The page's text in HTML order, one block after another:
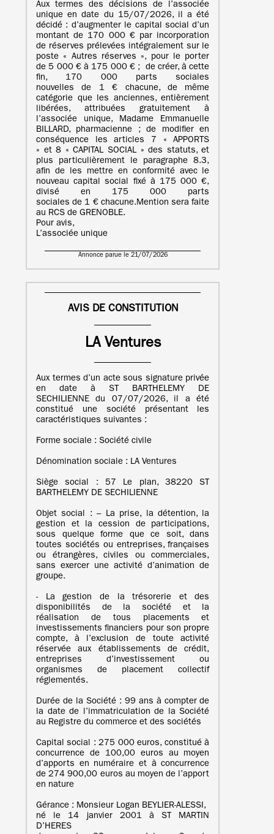
Aux termes des décisions de l’associée
unique en date du 15/07/2026, il a été
décidé : d’augmenter le capital social d’un
montant de 170 000 € par incorporation
de réserves prélevées intégralement sur le
poste « Autres réserves », pour le porter
de 5 000 € à 175 000 € ; de créer, à cette
fin, 170 000 parts sociales
nouvelles de 1 € chacune, de même
catégorie que les anciennes, entièrement
libérées, attribuées gratuitement à
l’associée unique, Madame Emmanuelle
BILLARD, pharmacienne ; de modifier en
conséquence les articles 7 « APPORTS
» et 8 « CAPITAL SOCIAL » des statuts, et
plus particulièrement le paragraphe 8.3,
afin de les mettre en conformité avec le
nouveau capital social fixé à 175 000 €,
divisé en 175 000 parts
sociales de 1 € chacune.Mention sera faite
au RCS de GRENOBLE.
Pour avis,
L’associée unique
Annonce parue le 21/07/2026
AVIS DE CONSTITUTION
LA Ventures
Aux termes d’un acte sous signature privée
en date à ST BARTHELEMY DE
SECHILIENNE du 07/07/2026, il a été
constitué une société présentant les
caractéristiques suivantes :
Forme sociale : Société civile
Dénomination sociale : LA Ventures
Siège social : 57 Le plan, 38220 ST
BARTHELEMY DE SECHILIENNE
Objet social : – La prise, la détention, la
gestion et la cession de participations,
sous quelque forme que ce soit, dans
toutes sociétés ou entreprises, françaises
ou étrangères, civiles ou commerciales,
sans exercer une activité d’animation de
groupe.
- La gestion de la trésorerie et des
disponibilités de la société et la
réalisation de tous placements et
investissements financiers pour son propre
compte, à l’exclusion de toute activité
réservée aux établissements de crédit,
entreprises d’investissement ou
organismes de placement collectif
réglementés.
Durée de la Société : 99 ans à compter de
la date de l’immatriculation de la Société
au Registre du commerce et des sociétés
Capital social : 275 000 euros, constitué à
concurrence de 100,00 euros au moyen
d’apports en numéraire et à concurrence
de 274 900,00 euros au moyen de l’apport
en nature
Gérance : Monsieur Logan BEYLIER-ALESSI,
né le 14 janvier 2001 à ST MARTIN
D’HERES